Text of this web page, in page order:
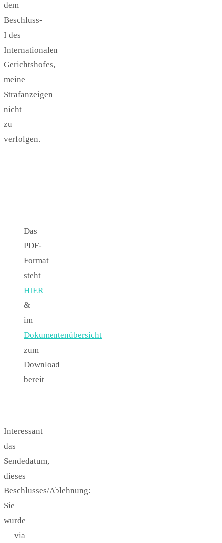
dem
Beschluss-
I des
Internationalen
Gerichtshofes,
meine
Strafanzeigen
nicht
zu
verfolgen.
Das
PDF-
Format
steht
HIER
&
im
Dokumentenübersicht
zum
Download
bereit
Interessant
das
Sendedatum,
dieses
Beschlusses/Ablehnung:
Sie
wurde
— via